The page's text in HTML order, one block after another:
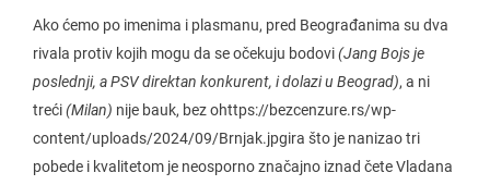
Ako ćemo po imenima i plasmanu, pred Beograđanima su dva
rivala protiv kojih mogu da se očekuju bodovi(Jang Bojs je
poslednji, a PSV direktan konkurent, i dolazi u Beograd), a ni
treći(Milan) nije bauk, bez ohttps://bezcenzure.rs/wp-
content/uploads/2024/09/Brnjak.jpgira što je nanizao tri
pobede i kvalitetom je neosporno značajno iznad čete Vladana